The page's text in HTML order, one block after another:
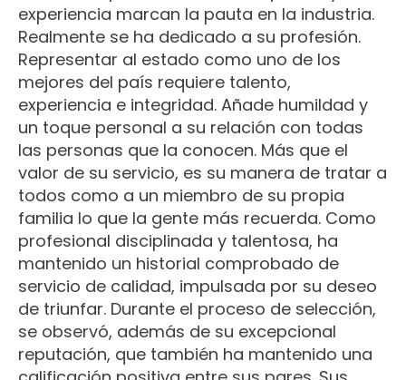
experiencia marcan la pauta en la industria.
Realmente se ha dedicado a su profesión.
Representar al estado como uno de los
mejores del país requiere talento,
experiencia e integridad. Añade humildad y
un toque personal a su relación con todas
las personas que la conocen. Más que el
valor de su servicio, es su manera de tratar a
todos como a un miembro de su propia
familia lo que la gente más recuerda. Como
profesional disciplinada y talentosa, ha
mantenido un historial comprobado de
servicio de calidad, impulsada por su deseo
de triunfar. Durante el proceso de selección,
se observó, además de su excepcional
reputación, que también ha mantenido una